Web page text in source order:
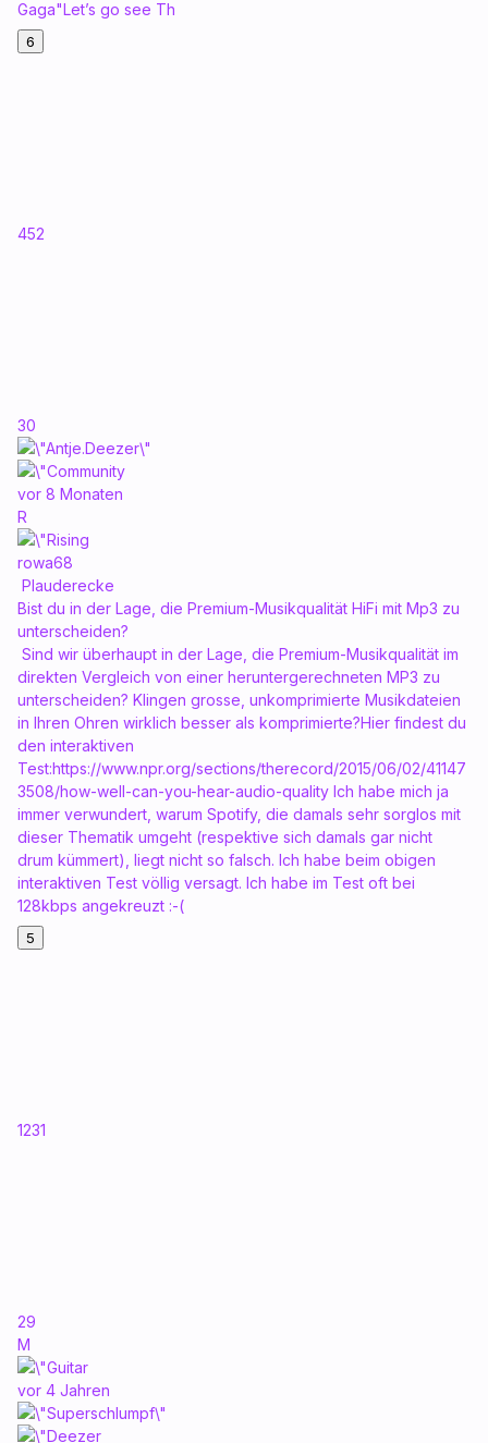
Gaga"Let’s go see Th
6
452
30
vor 8 Monaten
R
rowa68
Plauderecke
Bist du in der Lage, die Premium-Musikqualität HiFi mit Mp3 zu
unterscheiden?
Sind wir überhaupt in der Lage, die Premium-Musikqualität im
direkten Vergleich von einer heruntergerechneten MP3 zu
unterscheiden? Klingen grosse, unkomprimierte Musikdateien
in Ihren Ohren wirklich besser als komprimierte?Hier findest du
den interaktiven
Test:https://www.npr.org/sections/therecord/2015/06/02/41147
3508/how-well-can-you-hear-audio-quality Ich habe mich ja
immer verwundert, warum Spotify, die damals sehr sorglos mit
dieser Thematik umgeht (respektive sich damals gar nicht
drum kümmert), liegt nicht so falsch. Ich habe beim obigen
interaktiven Test völlig versagt. Ich habe im Test oft bei
128kbps angekreuzt :-(
5
1231
29
M
vor 4 Jahren